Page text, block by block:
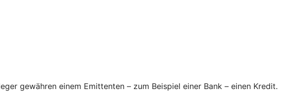
gewähren einem Emittenten – zum Beispiel einer Bank – einen Kredit.